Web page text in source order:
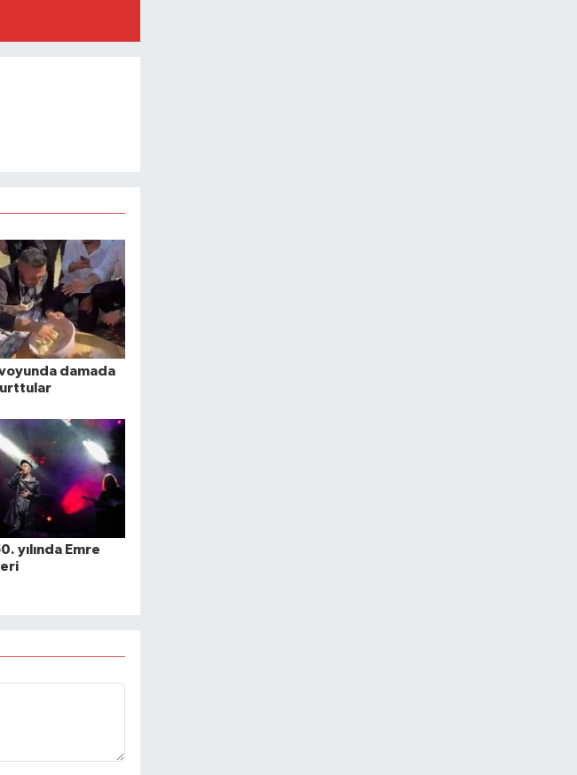
damada
yılında Emre